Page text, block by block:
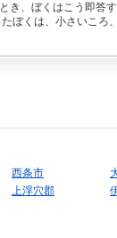
、ぼくはこう即答
ぼくは、小さいこ
西条市
上浮穴郡